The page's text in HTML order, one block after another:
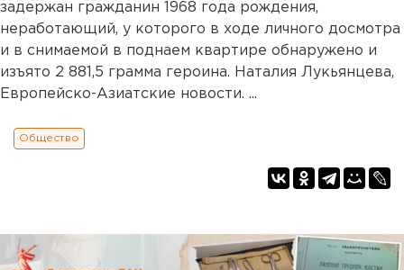
задержан гражданин 1968 года рождения,
неработающий, у которого в ходе личного досмотра
и в снимаемой в поднаем квартире обнаружено и
изъято 2 881,5 грамма героина. Наталия Лукьянцева,
Европейско-Азиатские новости. ...
Общество